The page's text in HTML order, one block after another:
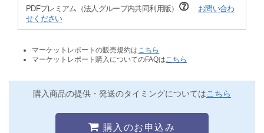
PDFプレミアム（法人グループ内共同利用版）
お問い合わ
せください
マーケットレポートの販売規約は こちら
マーケットレポート購入についてのFAQは こちら
購入商品の提供・発送のタイミングについてはこちら
購入のお申込み